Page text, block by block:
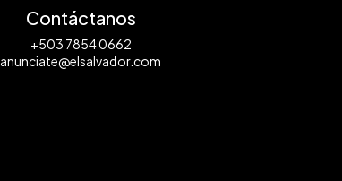
Contáctanos
+503 7854 0662
anunciate@elsalvador.com